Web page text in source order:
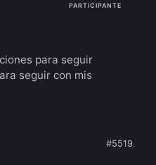
PARTICIPANTE
para seguir
seguir con mis
#5519